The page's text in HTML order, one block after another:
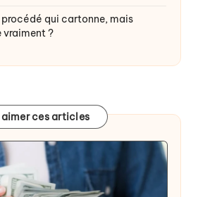
procédé qui cartonne, mais
?
ces articles